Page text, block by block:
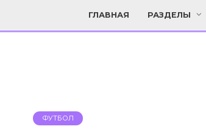
ГЛАВНАЯ РАЗДЕЛЫ
ФУТБОЛ